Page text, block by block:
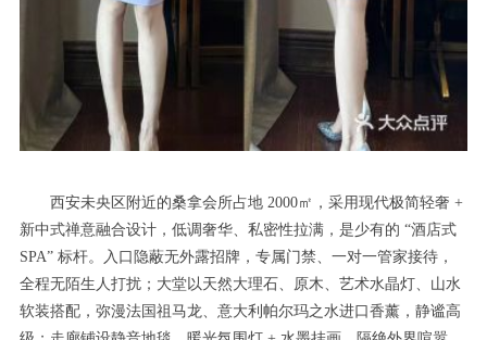
西安未央区附近的桑拿会所占地 2000㎡，采用现代极简轻奢 +
新中式禅意融合设计，低调奢华、私密性拉满，是少有的 “酒店式
SPA” 标杆。入口隐蔽无外露招牌，专属门禁、一对一管家接待，
全程无陌生人打扰；大堂以天然大理石、原木、艺术水晶灯、山水
软装搭配，弥漫法国祖马龙、意大利帕尔玛之水进口香薰，静谧高